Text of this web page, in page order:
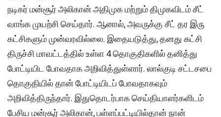
நடிகர் மன்சூர் அலிகான் அதிமுக மற்றும் திமுகவிடம் சீட்
வாங்க முயற்சி செய்தார். ஆனால், அவருக்கு சீட் தர இரு
கட்சிகளும் முன்வரவில்லை. இதையடுத்து, தனது கட்சி
திருச்சி மாவட்டத்தில் உள்ள 4 தொகுதிகளில் தனித்து
போட்டியிட போவதாக அறிவித்துள்ளார். லால்குடி சட்டசபை
தொகுதியில் தான் போட்டியிடப் போவதாகவும்
அறிவித்திருந்தார். இதுதொடர்பாக செய்தியாளர்களிடம்
பேசிய மன்சூர் அலிகான், பள்ளப்பட்டியில்தான் நான்